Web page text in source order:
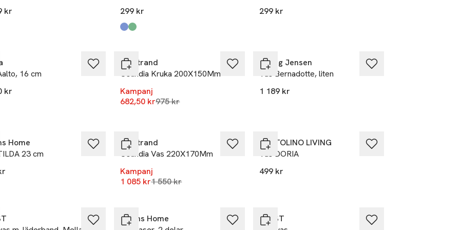
kr
299 kr
Produkten finns i färgerna:
Blue Stripe
Green Stripe
299 kr
16 cm
kr
finns i färgerna:
Rörstrand
Ostindia Kruka 200X150Mm
Kampanj
682,50 krLägsta pris 30 dagar
975 kr
Georg Jensen
Vas Bernadotte, liten
1 189 kr
Home
23 cm
Rörstrand
Ostindia Vas 220X170Mm
Kampanj
1 085 krLägsta pris 30 dagar
1 550 kr
PORTOLINO LIVING
Vas DORIA
499 kr
Åhléns Home
ERNST